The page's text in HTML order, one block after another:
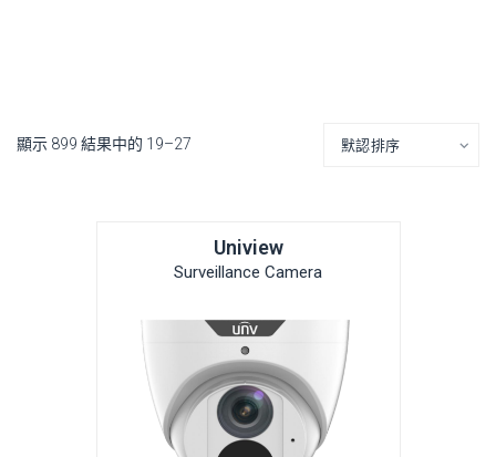
顯示 899 結果中的 19–27
Uniview
Surveillance Camera